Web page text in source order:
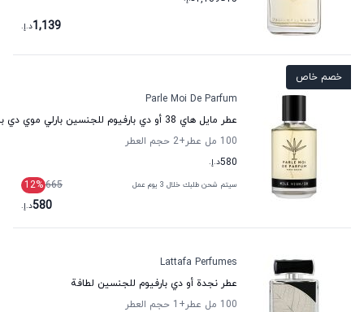
1,139د.إ.
خصم خاص
Parle Moi De Parfum
عطر مايل هاي 38 أو دي بارفيوم للجنسين بارلي موي دي بارفان
100 مل عطر
+2
حجم العطر
580د.إ.
سيتم شحن طلبك خلال 3 يوم عمل 665
12%
580د.إ.
Lattafa Perfumes
عطر نجدة أو دي بارفيوم للجنسين لطافة
100 مل عطر
+1
حجم العطر